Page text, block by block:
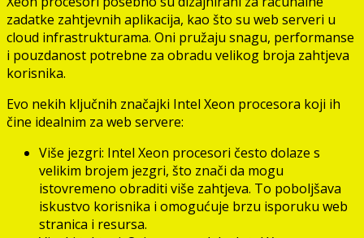
zadatke zahtjevnih aplikacija, kao što su web serveri u
cloud infrastrukturama. Oni pružaju snagu, performanse
i pouzdanost potrebne za obradu velikog broja zahtjeva
korisnika.
Evo nekih ključnih značajki Intel Xeon procesora koji ih
čine idealnim za web servere:
Više jezgri: Intel Xeon procesori često dolaze s
velikim brojem jezgri, što znači da mogu
istovremeno obraditi više zahtjeva. To poboljšava
iskustvo korisnika i omogućuje brzu isporuku web
stranica i resursa.